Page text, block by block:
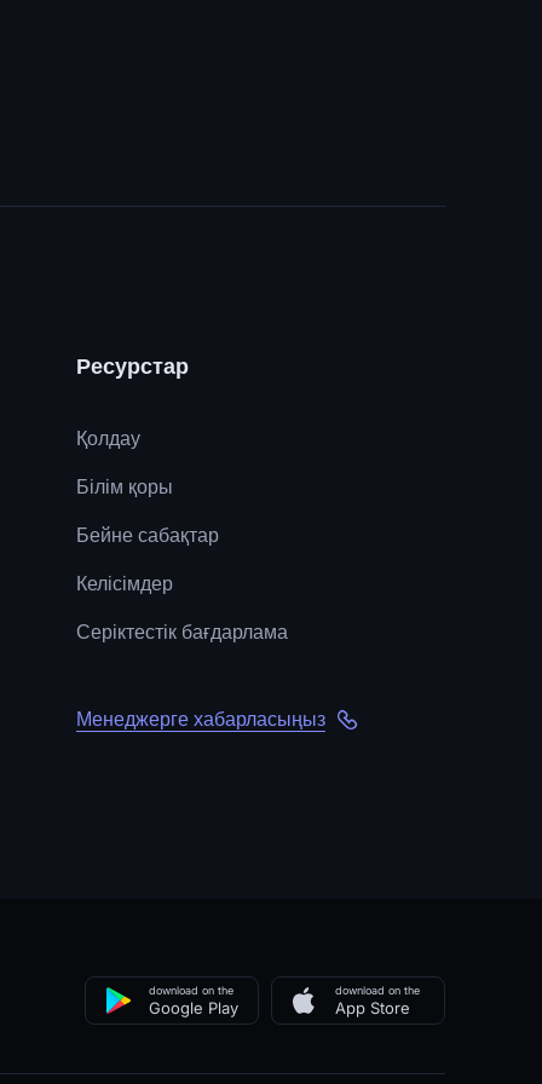
Ресурстар
Қолдау
Білім қоры
Бейне сабақтар
Келісімдер
Серіктестік бағдарлама
Менеджерге хабарласыңыз
download on the
Google Play
download on the
App Store